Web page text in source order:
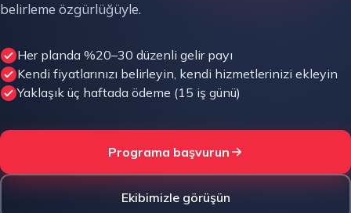
belirleme özgürlüğüyle.
Her planda %20–30 düzenli gelir payı
Kendi fiyatlarınızı belirleyin, kendi hizmetlerinizi ekleyin
Yaklaşık üç haftada ödeme (15 iş günü)
Programa başvurun
Ekibimizle görüşün